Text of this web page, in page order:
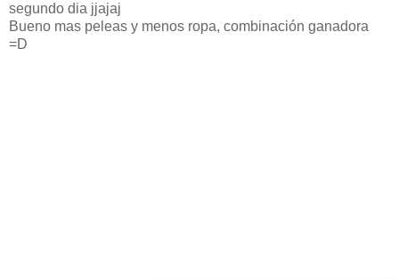
segundo dia jjajaj
Bueno mas peleas y menos ropa, combinación ganadora
=D